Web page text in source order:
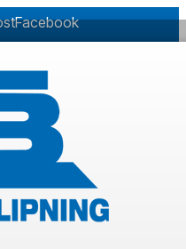
Facebook
svensk